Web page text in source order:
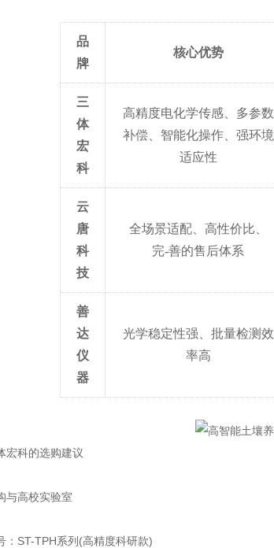
品
牌
核心优势
三
体
宏
科
高精度电化学传感、多参数
补偿、智能化操作、强环境
适应性
云
唐
科
技
全场景适配、高性价比、
完-善的售后体系
善
达
仪
器
光学稳定性强、批量检测效
率高
科的选购建议
高校实验室
ST-TPH系列(高精度科研款)